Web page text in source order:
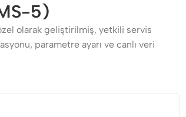
5)
olarak geliştirilmiş, yetkili servis
parametre ayarı ve canlı veri